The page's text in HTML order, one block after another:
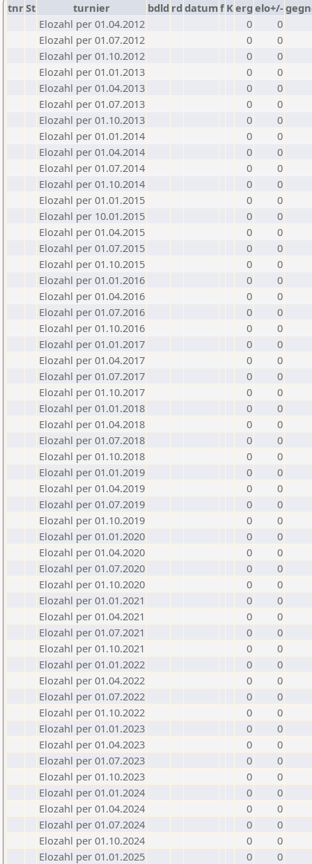
tnrSt turnier bdld rd datumf Kerg elo+/-
Elozahl per 01.04.2012
0
0
Elozahl per 01.07.2012
0
0
Elozahl per 01.10.2012
0
0
Elozahl per 01.01.2013
0
0
Elozahl per 01.04.2013
0
0
Elozahl per 01.07.2013
0
0
Elozahl per 01.10.2013
0
0
Elozahl per 01.01.2014
0
0
Elozahl per 01.04.2014
0
0
Elozahl per 01.07.2014
0
0
Elozahl per 01.10.2014
0
0
Elozahl per 01.01.2015
0
0
Elozahl per 10.01.2015
0
0
Elozahl per 01.04.2015
0
0
Elozahl per 01.07.2015
0
0
Elozahl per 01.10.2015
0
0
Elozahl per 01.01.2016
0
0
Elozahl per 01.04.2016
0
0
Elozahl per 01.07.2016
0
0
Elozahl per 01.10.2016
0
0
Elozahl per 01.01.2017
0
0
Elozahl per 01.04.2017
0
0
Elozahl per 01.07.2017
0
0
Elozahl per 01.10.2017
0
0
Elozahl per 01.01.2018
0
0
Elozahl per 01.04.2018
0
0
Elozahl per 01.07.2018
0
0
Elozahl per 01.10.2018
0
0
Elozahl per 01.01.2019
0
0
Elozahl per 01.04.2019
0
0
Elozahl per 01.07.2019
0
0
Elozahl per 01.10.2019
0
0
Elozahl per 01.01.2020
0
0
Elozahl per 01.04.2020
0
0
Elozahl per 01.07.2020
0
0
Elozahl per 01.10.2020
0
0
Elozahl per 01.01.2021
0
0
Elozahl per 01.04.2021
0
0
Elozahl per 01.07.2021
0
0
Elozahl per 01.10.2021
0
0
Elozahl per 01.01.2022
0
0
Elozahl per 01.04.2022
0
0
Elozahl per 01.07.2022
0
0
Elozahl per 01.10.2022
0
0
Elozahl per 01.01.2023
0
0
Elozahl per 01.04.2023
0
0
Elozahl per 01.07.2023
0
0
Elozahl per 01.10.2023
0
0
Elozahl per 01.01.2024
0
0
Elozahl per 01.04.2024
0
0
Elozahl per 01.07.2024
0
0
Elozahl per 01.10.2024
0
0
Elozahl per 01.01.2025
0
0